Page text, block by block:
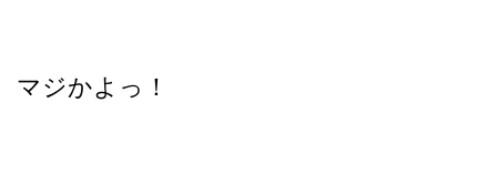
マジかよっ！